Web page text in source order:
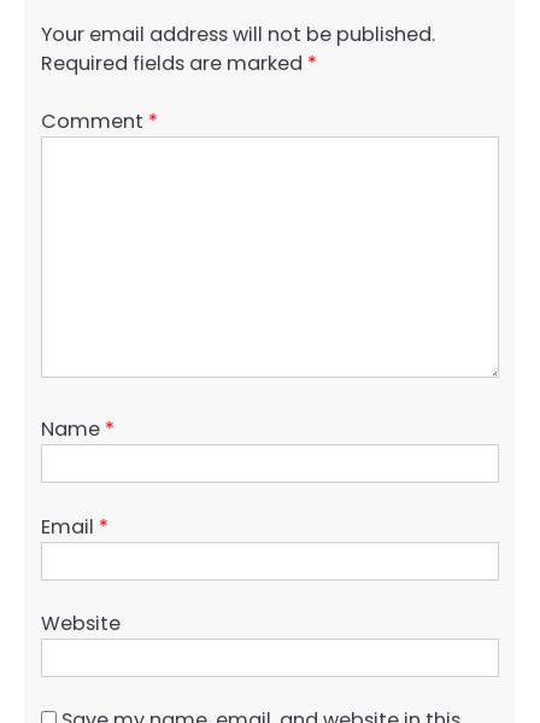
Your email address will not be published.
Required fields are marked *
Comment *
Name *
Email *
Website